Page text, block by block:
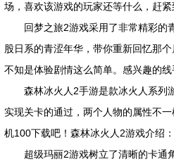
场，喜欢该游戏的玩家还等什么，赶
回梦之旅2游戏采用了非常精彩的青
股日系的青涩年华，带你重新回忆那
不知是体验剧情这么简单。感兴趣的
森林冰火人2手游是款冰火人系列游
实现关卡的通过，两个人物的属性不
机100下载吧！森林冰火人2游戏介绍
超级玛丽2游戏树立了清晰的卡通角